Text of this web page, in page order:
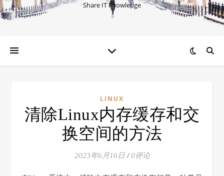
Share IT knowledge
LINUX
清除Linux内存缓存和交
换空间的方法
2023年6月16日 / 0评论